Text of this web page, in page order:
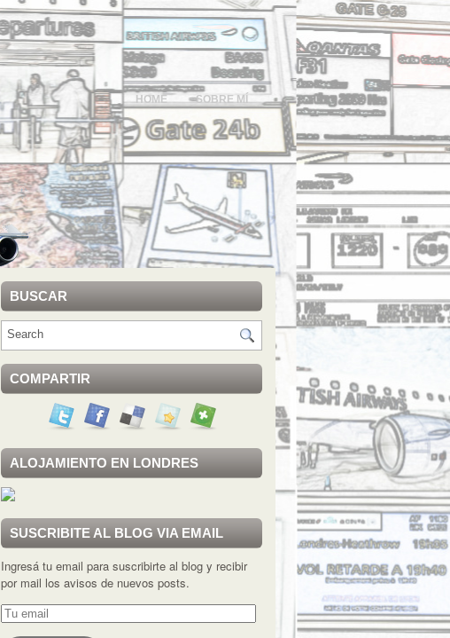
HOME SOBRE MÍ
BUSCAR
COMPARTIR
ALOJAMIENTO EN LONDRES
SUSCRIBITE AL BLOG VIA EMAIL
Ingresá tu email para suscribirte al blog y recibir
por mail los avisos de nuevos posts.
Tu
email